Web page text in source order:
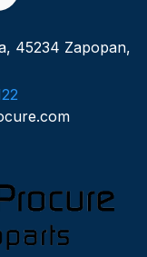
45234 Zapopan,